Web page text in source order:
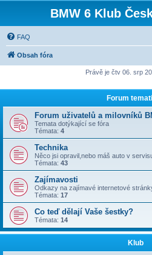
BMW 6 Klub
FAQ
Obsah fóra
Právě je čtv 06. srp
Forum
Forum uživatelů a milovníků
Temata dotýkající se fóra
Témata: 4
Technika
Něco jsi opravil,nebo máš auto v
Témata: 43
Zajímavosti
Odkazy na zajímavé internetové
Témata: 17
Co teď dělají Vaše šestky?
Témata: 14
Klub